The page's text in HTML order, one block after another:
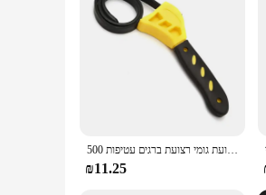
500 מ "מ לא להחליק שמן אוניברסלי ספאנר צינור ברגים רצועת גומי רצועת ברגים עטיפות jar להדק כלי אינסטלציה
₪11.25